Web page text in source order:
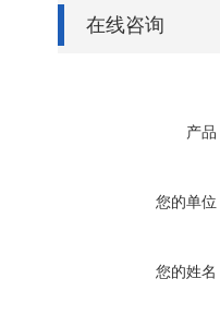
在线咨询
产品
您的单位
您的姓名